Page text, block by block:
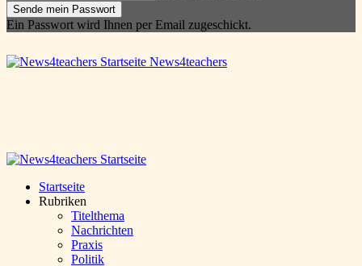
Ein Passwort wird Ihnen per Email zugeschickt.
News4teachers
Startseite
Rubriken
Titelthema
Nachrichten
Praxis
Politik